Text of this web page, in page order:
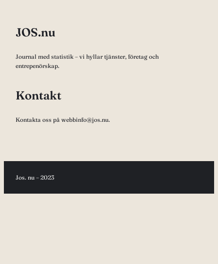
JOS.nu
Journal med statistik – vi hyllar tjänster, företag och
entrepenörskap.
Kontakt
Kontakta oss på webbinfo@jos.nu.
Jos. nu – 2023